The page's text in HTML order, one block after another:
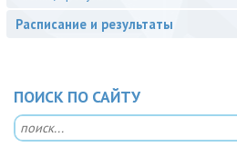
Расписание и результаты
ПОИСК ПО САЙТУ